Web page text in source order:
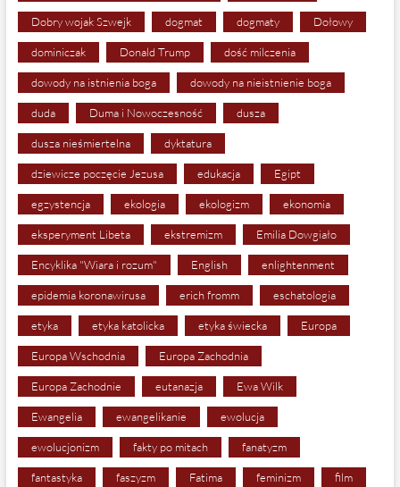
Dobry wojak Szwejk dogmat dogmaty Dołowy
dominiczak Donald Trump dość milczenia
dowody na istnienia boga dowody na nieistnienie boga
duda Duma i Nowoczesność dusza
dusza nieśmiertelna dyktatura
dziewicze poczęcie Jezusa edukacja Egipt
egzystencja ekologia ekologizm ekonomia
eksperyment Libeta ekstremizm Emilia Dowgiało
Encyklika "Wiara i rozum" English enlightenment
epidemia koronawirusa erich fromm eschatologia
etyka etyka katolicka etyka świecka Europa
Europa Wschodnia Europa Zachodnia
Europa Zachodnie eutanazja Ewa Wilk
Ewangelia ewangelikanie ewolucja
ewolucjonizm fakty po mitach fanatyzm
fantastyka faszyzm Fatima feminizm film